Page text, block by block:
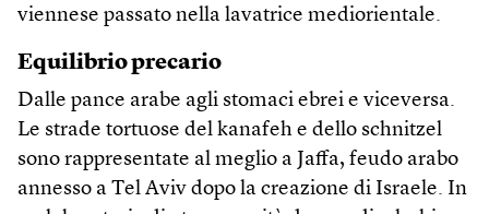
viennese passato nella lavatrice mediorientale.
Equilibrio precario
Dalle pance arabe agli stomaci ebrei e viceversa.
Le strade tortuose del kanafeh e dello schnitzel
sono rappresentate al meglio a Jaffa, feudo arabo
annesso a Tel Aviv dopo la creazione di Israele. In